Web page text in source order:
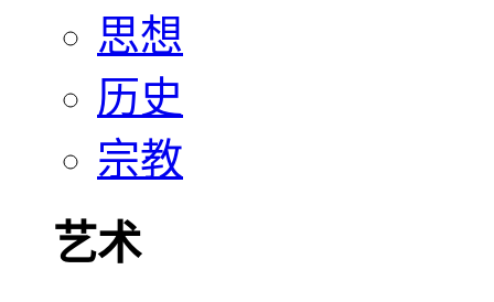
思想
历史
宗教
艺术